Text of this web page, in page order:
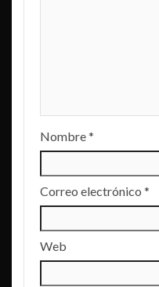
Nombre*
Correo electrónico *
Web